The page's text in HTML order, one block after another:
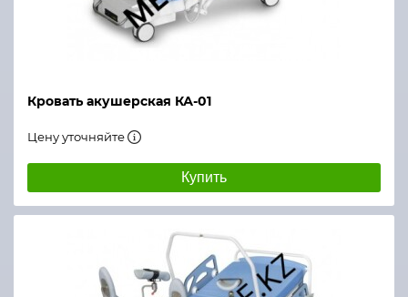
Кровать акушерская КА-01
Цену уточняйте
Купить